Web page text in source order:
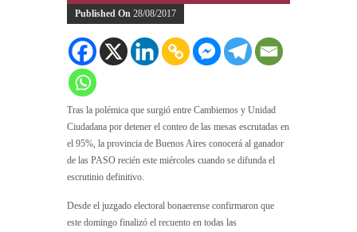
Published On 28/08/2017
Tras la polémica que surgió entre Cambiemos y Unidad
Ciudadana por detener el conteo de las mesas escrutadas en
el 95%, la provincia de Buenos Aires conocerá al ganador
de las PASO recién este miércoles cuando se difunda el
escrutinio definitivo.
Desde el juzgado electoral bonaerense confirmaron que
este domingo finalizó el recuento en todas las